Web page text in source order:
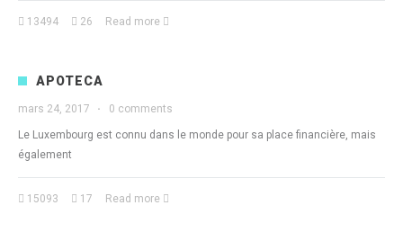
13494 26 Read more
APOTECA
mars 24, 2017 · 0 comments
Le Luxembourg est connu dans le monde pour sa place financière, mais
également
15093 17 Read more